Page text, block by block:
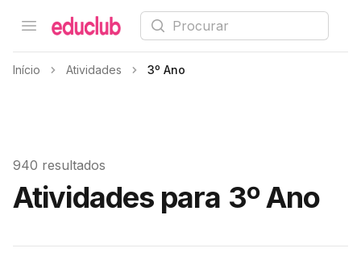
Open menu
Educlub Procurar
Início Atividades 3º Ano
940 resultados
Atividades para 3º Ano